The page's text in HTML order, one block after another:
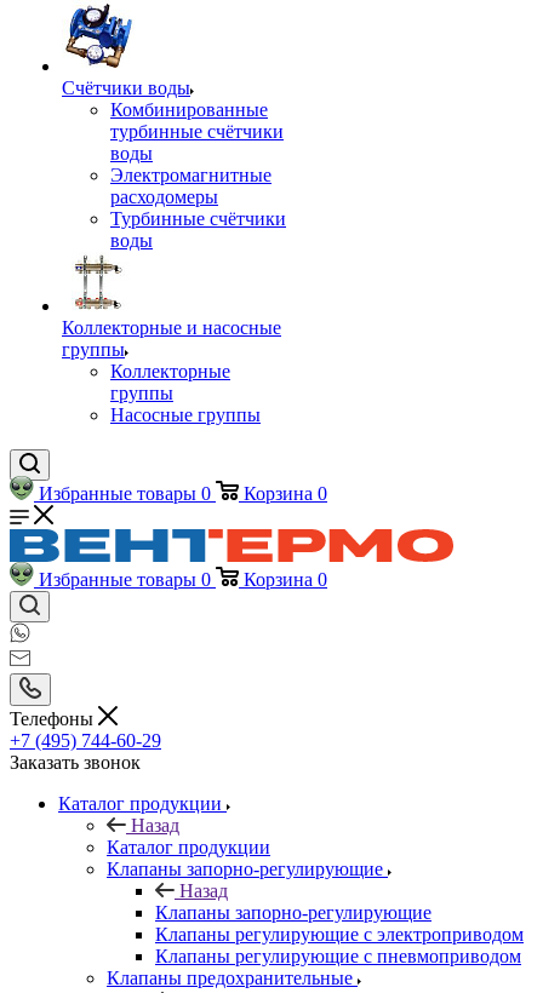
Счётчики воды
Комбинированные
турбинные счётчики
воды
Электромагнитные
расходомеры
Турбинные счётчики
воды
Коллекторные и насосные
группы
Коллекторные
группы
Насосные группы
Избранные товары 0 Корзина 0
Избранные товары 0 Корзина 0
Телефоны
+7 (495) 744-60-29
Заказать звонок
Каталог продукции
Назад
Каталог продукции
Клапаны запорно-регулирующие
Назад
Клапаны запорно-регулирующие
Клапаны регулирующие с электроприводом
Клапаны регулирующие с пневмоприводом
Клапаны предохранительные